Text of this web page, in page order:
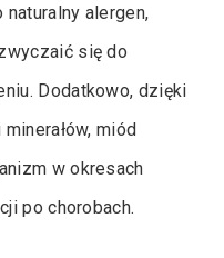
naturalny alergen,
się do
Dodatkowo, dzięki
miód
w okresach
po chorobach.